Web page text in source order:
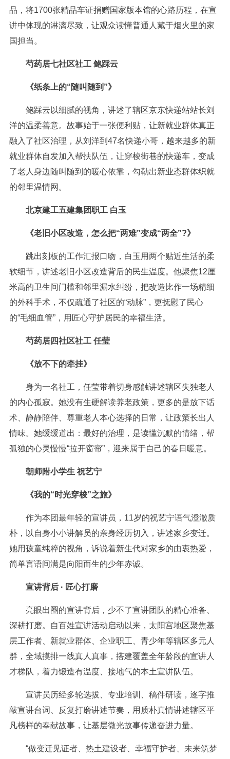
品，将1700张精品车证捐赠国家版本馆的心路历程，在宣
讲中体现的淋漓尽致，让观众读懂普通人藏于烟火里的家
国担当。
芍药居七社区社工 鲍踩云
《纸条上的“随叫随到”》
鲍踩云以细腻的视角，讲述了辖区京东快递站站长刘
洋的温柔善意。故事始于一张便利贴，让新就业群体真正
融入了社区治理，从刘洋到47名快递小哥，越来越多的新
就业群体自发加入帮扶队伍，让穿梭街巷的快递车，变成
了老人身边随叫随到的暖心依靠，勾勒出新业态群体织就
的邻里温情网。
北京建工五建集团职工 白玉
《老旧小区改造，怎么把“两难”变成“两全”?》
跳出刻板的工作汇报口吻，白玉用两个贴近生活的柔
软细节，讲述老旧小区改造背后的民生温度。他聚焦12厘
米高的卫生间门槛和邻里漏水纠纷，把改造比作一场精细
的外科手术，不仅疏通了社区的“动脉”，更抚慰了民心
的“毛细血管”，用匠心守护居民的幸福生活。
芍药居四社区社工 任莹
《放不下的牵挂》
身为一名社工，任莹带着切身感触讲述辖区失独老人
的内心孤寂。她没有生硬解读养老政策，更多的是放下话
术、静静陪伴、尊重老人本心选择的日常，让政策长出人
情味。她缓缓道出：最好的治理，是读懂沉默的情绪，帮
孤独的心灵慢慢“拉开窗帘”，迎来属于自己的春日暖意。
朝师附小学生 祝艺宁
《我的“时光穿梭”之旅》
作为本团最年轻的宣讲员，11岁的祝艺宁语气澄澈质
朴，以自身小小讲解员的亲身经历切入，讲述家乡变迁。
她用孩童纯粹的视角，诉说着新生代对家乡的由衷热爱，
简单言语间满是向阳而生的少年赤诚。
宣讲背后 · 匠心打磨
亮眼出圈的宣讲背后，少不了宣讲团队的精心准备、
深耕打磨。自百姓宣讲活动启动以来，太阳宫地区聚焦基
层工作者、新就业群体、企业职工、青少年等辖区多元人
群，全域摸排一线真人真事，搭建覆盖全年龄段的宣讲人
才梯队，着力锻造有温度、接地气的本土宣讲队伍。
宣讲员历经多轮选拔、专业培训、稿件研读，逐字推
敲宣讲台词、反复打磨讲述节奏，用质朴真情讲述辖区平
凡榜样的奉献故事，让基层微光故事传递奋进力量。
“做变迁见证者、热土建设者、幸福守护者、未来筑梦